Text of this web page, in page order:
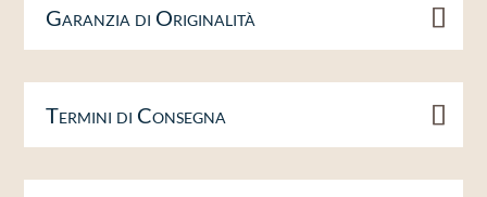
Garanzia di Originalità
Termini di Consegna